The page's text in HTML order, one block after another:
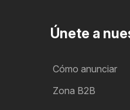
Únete a
Cómo anunciar
Zona B2B